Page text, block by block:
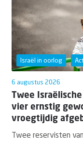
Israël in oorlog
6 augustus 2026
Twee
vier ernstig
vroegtijdig
Twee reservisten